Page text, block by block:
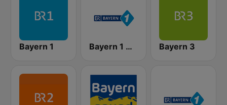
Bayern 1 Bayern 1 Oberbayern Bayern 3